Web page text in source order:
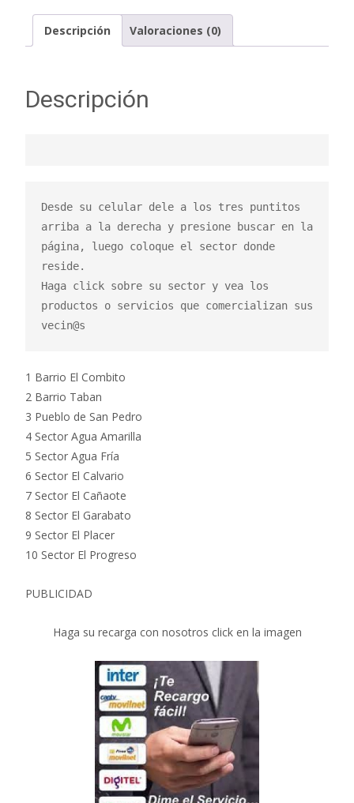
Descripción Valoraciones (0)
Descripción
Desde su celular dele a los tres puntitos
arriba a la derecha y presione buscar en la
página, luego coloque el sector donde
reside.
Haga click sobre su sector y vea los
productos o servicios que comercializan sus
vecin@s
1 Barrio El Combito
2 Barrio Taban
3 Pueblo de San Pedro
4 Sector Agua Amarilla
5 Sector Agua Fría
6 Sector El Calvario
7 Sector El Cañaote
8 Sector El Garabato
9 Sector El Placer
10 Sector El Progreso
PUBLICIDAD
Haga su recarga con nosotros click en la imagen